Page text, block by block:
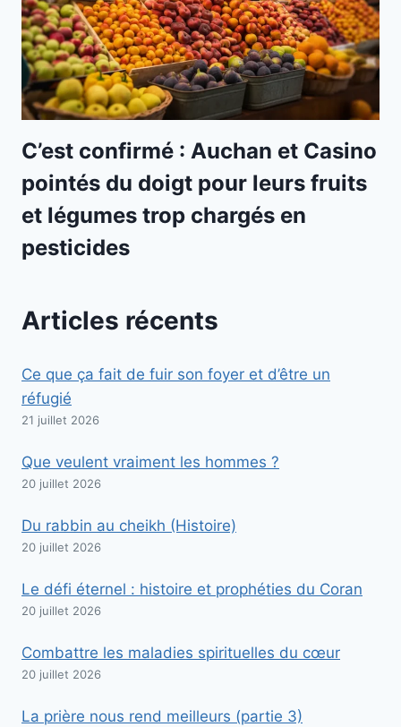
C’est confirmé : Auchan et Casino
pointés du doigt pour leurs fruits
et légumes trop chargés en
pesticides
Articles récents
Ce que ça fait de fuir son foyer et d’être un
réfugié
21 juillet 2026
Que veulent vraiment les hommes ?
20 juillet 2026
Du rabbin au cheikh (Histoire)
20 juillet 2026
Le défi éternel : histoire et prophéties du Coran
20 juillet 2026
Combattre les maladies spirituelles du cœur
20 juillet 2026
La prière nous rend meilleurs (partie 3)